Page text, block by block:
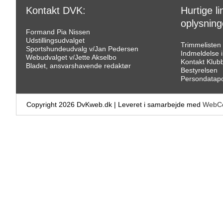
Kontakt DVK:
Formand Pia Nissen
Udstillingsudvalget
Sportshundeudvalg v/Jan Pedersen
Webudvalget v/Jette Akselbo
Bladet, ansvarshavende redaktør
Hurtige
Trimmelisten
Indmeldelse
Kontakt
Bestyrelsen
Copyright 2026 DvKweb.dk | Leveret i samarbejde med